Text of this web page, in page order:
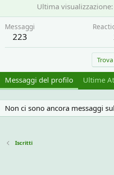
Ultima visualizzazione
Messaggi
223
Trova
Messaggi del profilo Ultime
Non ci sono ancora messaggi
Iscritti